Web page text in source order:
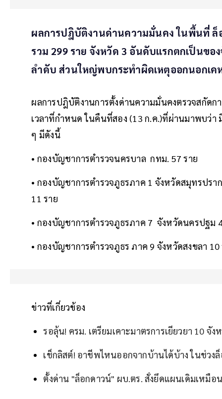
ผลการปฎิบัติงานด่านความมั่นคง ในพื้นที่
รวม 299 ราย จังหวัด 3 อันดับแรกตกเป็นข
ลำดับ ส่วนใหญ่พบกระทำผิดเหตุออกนอกเค
ผลการปฎิบัติงานการตั้งด่านความมั่นคงตรวจสกัด
เวลาที่กำหนด ในคืนที่สอง (13 ก.ค.)ที่ผ่านมาพบว่า
ๆ มีดังนี้
• กองบัญชาการตำรวจนครบาล กทม. 57 ราย
• กองบัญชาการตำรวจภูธรภาค 1 จังหวัดสมุทรปร
11 ราย
• กองบัญชาการตำรวจภูธรภาค 7 จังหวัดนครปฐม
• กองบัญชาการตำรวจภูธร ภาค 9 จังหวัดสงขลา
ข่าวที่เกี่ยวข้อง
รอลุ้น! ครม. เตรียมเคาะมาตรการเยียวยา 10 จั
เช็กลิสต์! อาชีพไหนออกจากบ้านได้บ้าง ในช่วง
ตั้งด่าน "ล็อกดาวน์" ผบ.ตร. สั่งยึดแผนเดิมเหมือน